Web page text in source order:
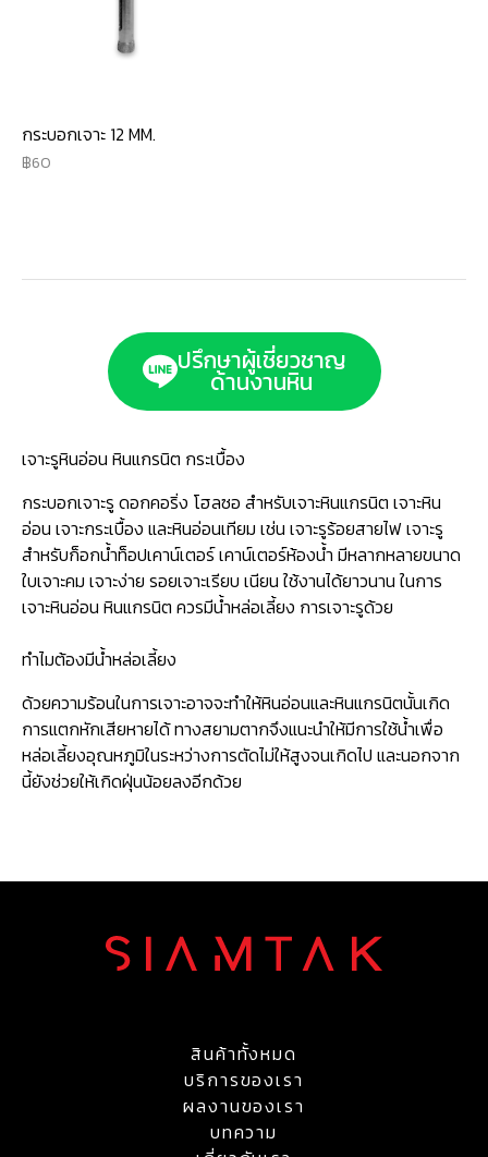
กระบอกเจาะ 12 MM.
60
ปรึกษาผู้เชี่ยวชาญ
ด้านงานหิน
เจาะรูหินอ่อน หินแกรนิต กระเบื้อง
กระบอกเจาะรู ดอกคอริ่ง โฮลซอ สำหรับเจาะหินแกรนิต เจาะหิน
อ่อน เจาะกระเบื้อง และหินอ่อนเทียม เช่น เจาะรูร้อยสายไฟ เจาะรู
สำหรับก็อกน้ำท็อปเคาน์เตอร์ เคาน์เตอร์ห้องน้ำ มีหลากหลายขนาด
ใบเจาะคม เจาะง่าย รอยเจาะเรียบ เนียน ใช้งานได้ยาวนาน ในการ
เจาะหินอ่อน หินแกรนิต ควรมีน้ำหล่อเลี้ยง การเจาะรูด้วย
ทำไมต้องมีน้ำหล่อเลี้ยง
ด้วยความร้อนในการเจาะอาจจะทำให้หินอ่อนและหินแกรนิตนั้นเกิด
การแตกหักเสียหายได้ ทางสยามตากจึงแนะนำให้มีการใช้น้ำเพื่อ
หล่อเลี้ยงอุณหภูมิในระหว่างการตัดไม่ให้สูงจนเกิดไป และนอกจาก
นี้ยังช่วยให้เกิดฝุ่นน้อยลงอีกด้วย
สินค้าทั้งหมด
บริการของเรา
ผลงานของเรา
บทความ